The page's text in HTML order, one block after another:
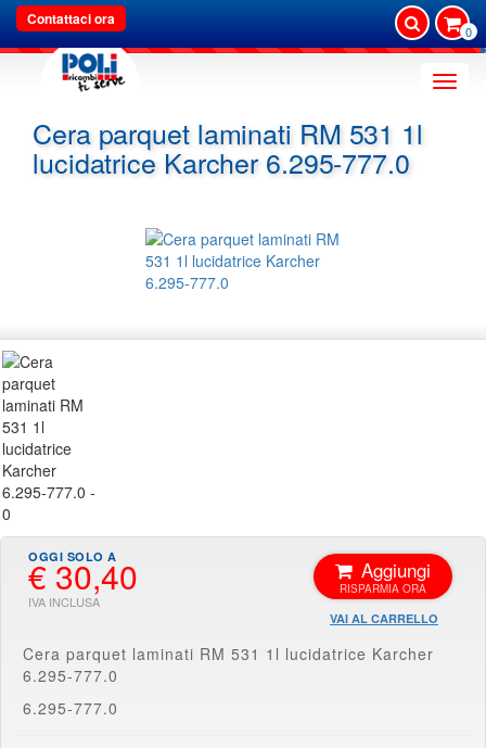
Contattaci ora
0
Toggle
Cera parquet laminati RM 531 1l
lucidatrice Karcher 6.295-777.0
€ 30,40 Aggiungi
VAI AL CARRELLO
Cera parquet laminati RM 531 1l lucidatrice Karcher
6.295-777.0
6.295-777.0